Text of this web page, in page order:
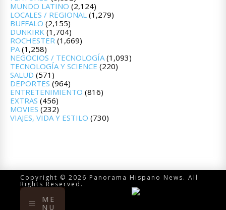
MUNDO LATINO (2,124)
LOCALES / REGIONAL (1,279)
BUFFALO (2,155)
DUNKIRK (1,704)
ROCHESTER (1,669)
PA (1,258)
NEGOCIOS / TECNOLOGÍA (1,093)
TECNOLOGÍA Y SCIENCE (220)
SALUD (571)
DEPORTES (964)
ENTRETENIMIENTO (816)
EXTRAS (456)
MOVIES (232)
VIAJES, VIDA Y ESTILO (730)
Copyright © 2026 Panorama Hispano News. All
Rights Reserved.
ME
NU